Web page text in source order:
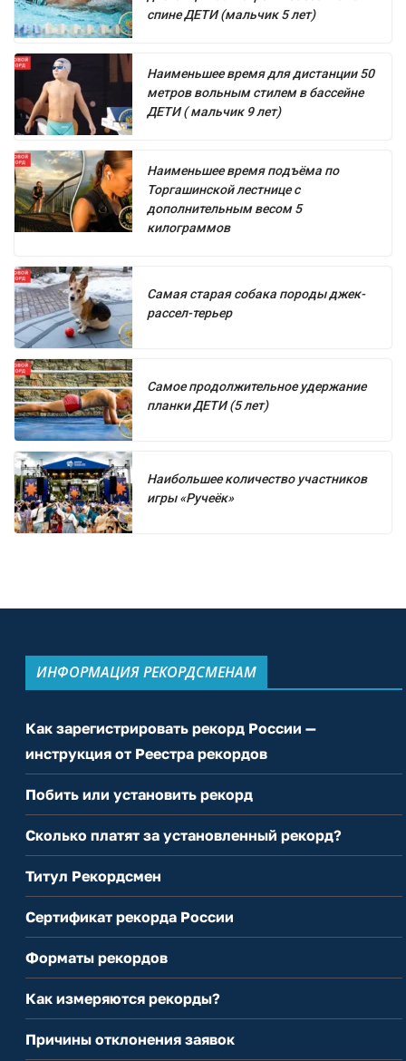
спине ДЕТИ (мальчик 5 лет)
Наименьшее время для дистанции 50
метров вольным стилем в бассейне
ДЕТИ ( мальчик 9 лет)
Наименьшее время подъёма по
Торгашинской лестнице с
дополнительным весом 5
килограммов
Самая старая собака породы джек-
рассел-терьер
Самое продолжительное удержание
планки ДЕТИ (5 лет)
Наибольшее количество участников
игры «Ручеёк»
ИНФОРМАЦИЯ РЕКОРДСМЕНАМ
Как зарегистрировать рекорд России —
инструкция от Реестра рекордов
Побить или установить рекорд
Сколько платят за установленный рекорд?
Титул Рекордсмен
Сертификат рекорда России
Форматы рекордов
Как измеряются рекорды?
Причины отклонения заявок